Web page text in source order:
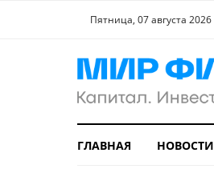
Пятница, 07 августа 2026
ГЛАВНАЯ НОВОСТИ